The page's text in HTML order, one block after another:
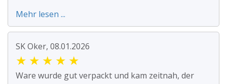
Mehr lesen ...
SK Oker, 08.01.2026
★ ★ ★ ★ ★
Ware wurde gut verpackt und kam zeitnah, der